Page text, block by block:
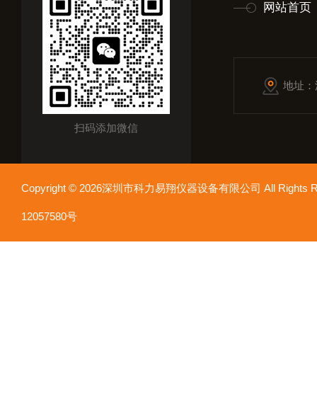
扫码添加微信
网站首页
地址
Copyright © 2026深圳市科力易翔仪器设备有限公司 All
12057580号